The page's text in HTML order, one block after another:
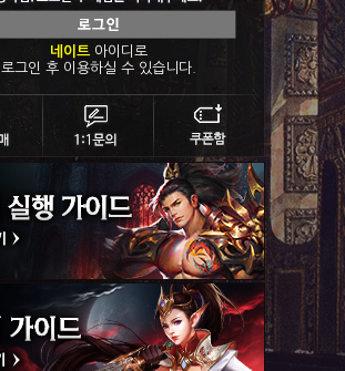
네이트 아이디로
로그인 후 이용하실 수 있습니다.